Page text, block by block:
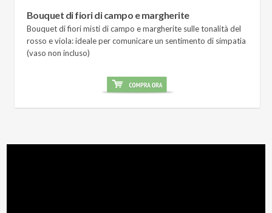
Bouquet di fiori di campo e margherite
Bouquet di fiori misti di campo e margherite sulle tonalità del
rosso e viola: ideale per comunicare un sentimento di simpatia
(vaso non incluso)